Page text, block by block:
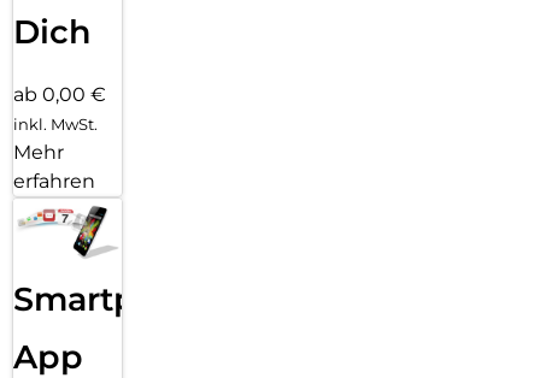
Dich
ab 0,00 €
inkl. MwSt.
Mehr
erfahren
Smartphone
App